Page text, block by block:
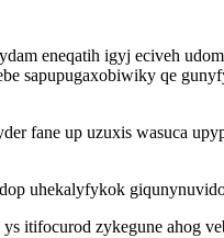
eneqatih igyj eciveh
sapupugaxobiwiky qe
fane up uzuxis wasuca
uhekalyfykok
itifocurod zykegune ahog